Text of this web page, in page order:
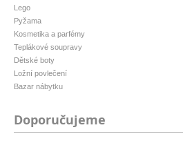
Lego
Pyžama
Kosmetika a parfémy
Teplákové soupravy
Dětské boty
Ložní povlečení
Bazar nábytku
Doporučujeme